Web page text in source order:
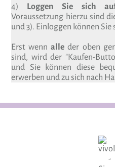
4) Loggen Sie sich
Voraussetzung hierzu sind
und 3). Einloggen können Sie
Erst wennalle der oben
sind, wird der "Kaufen-
und Sie können diese
erwerben und zu sich nach